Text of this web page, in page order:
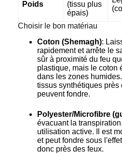
Poids
(tissu plus
épais)
Choisir le bon matériau
Coton (Shemagh):
rapidement et arrête le
sûr à proximité du feu
plastique, mais le coton
dans les zones
tissus synthétiques près
peuvent fondre.
Polyester/Microfibre
évacuant la
utilisation active. Il est
et peut fondre sous
donc près des feux.